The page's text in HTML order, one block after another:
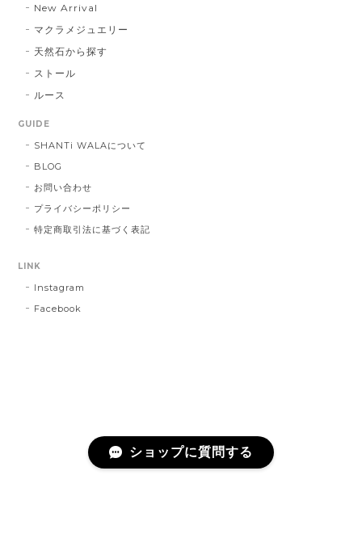
New Arrival
マクラメジュエリー
天然石から探す
ストール
ルース
GUIDE
SHANTi WALAについて
BLOG
お問い合わせ
プライバシーポリシー
特定商取引法に基づく表記
LINK
Instagram
Facebook
ショップに質問する